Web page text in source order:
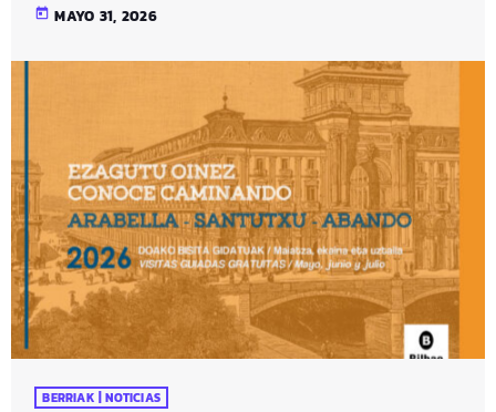
today MAYO 31, 2026
BERRIAK | NOTICIAS